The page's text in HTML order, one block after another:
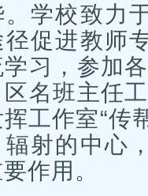
。学校致力
径促进教师
习，参加各
名班主任
工作室“传
辐射的中心
作用。